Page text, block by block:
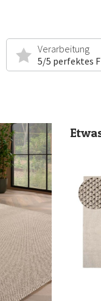
Verarbeitung
5/5 perfektes